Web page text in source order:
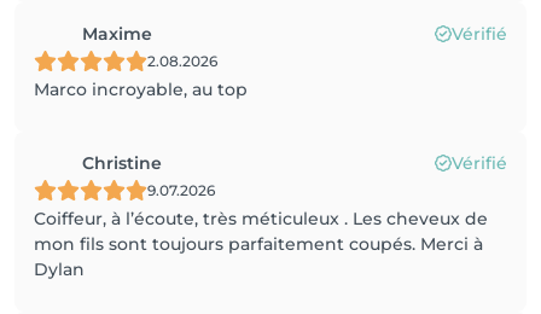
Maxime Vérifié
2.08.2026
Marco incroyable, au top
Christine Vérifié
9.07.2026
Coiffeur, à l’écoute, très méticuleux . Les cheveux de
mon fils sont toujours parfaitement coupés. Merci à
Dylan